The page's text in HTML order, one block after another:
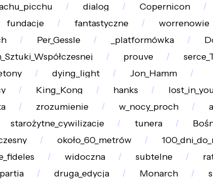
dialog Copernicon
fundacje fantastyczne
worrenowie
Per_Gessle _platformówka
prouve
dying_light
Jon_Hamm
King_Kong hanks
zrozumienie w_nocy_proch
starożytne_cywilizacje tunera
około_60_metrów
widoczna subtelne
druga_edycja Monarch